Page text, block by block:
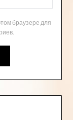
браузере для